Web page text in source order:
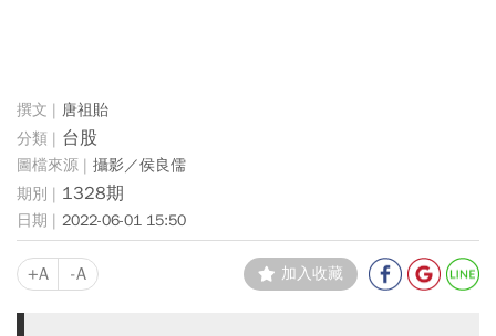
唐祖貽
台股
攝影／侯良儒
1328期
2022-06-01 15:50
+A -A 加入收藏